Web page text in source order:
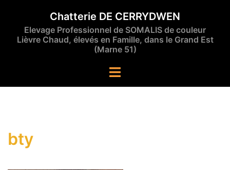
contenu
Chatterie DE CERRYDWEN
Elevage Professionnel de SOMALIS de couleur
Lièvre Chaud, élevés en Famille, dans le Grand Est
(Marne 51)
Ouvrir/fermer
bty